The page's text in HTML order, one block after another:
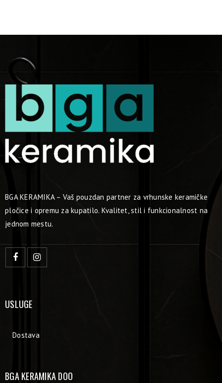
BGA KERAMIKA – Vaš pouzdan partner za vrhunske keramičke
pločice i opremu za kupatilo. Kvalitet, stil i funkcionalnost na
jednom mestu.
USLUGE
Dostava
BGA KERAMIKA DOO